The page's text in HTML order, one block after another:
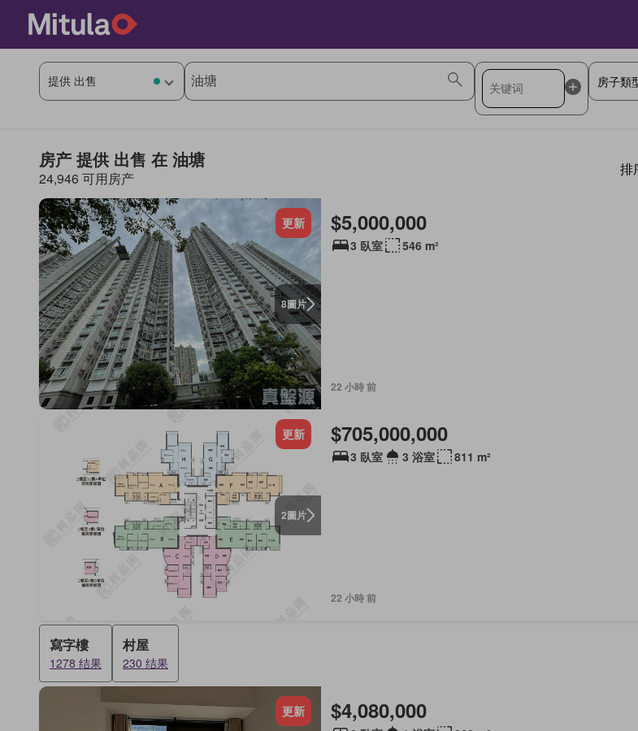
房产 提供 出售 在 油塘
24,946 可用房产
排
8圖片
更新 $5,000,000
3 臥室 546 m²
22 小時 前
2圖片
更新 $705,000,000
3 臥室 3 浴室 811 m²
22 小時 前
寫字樓
1278 结果
村屋
230 结果
更新 $4,080,000